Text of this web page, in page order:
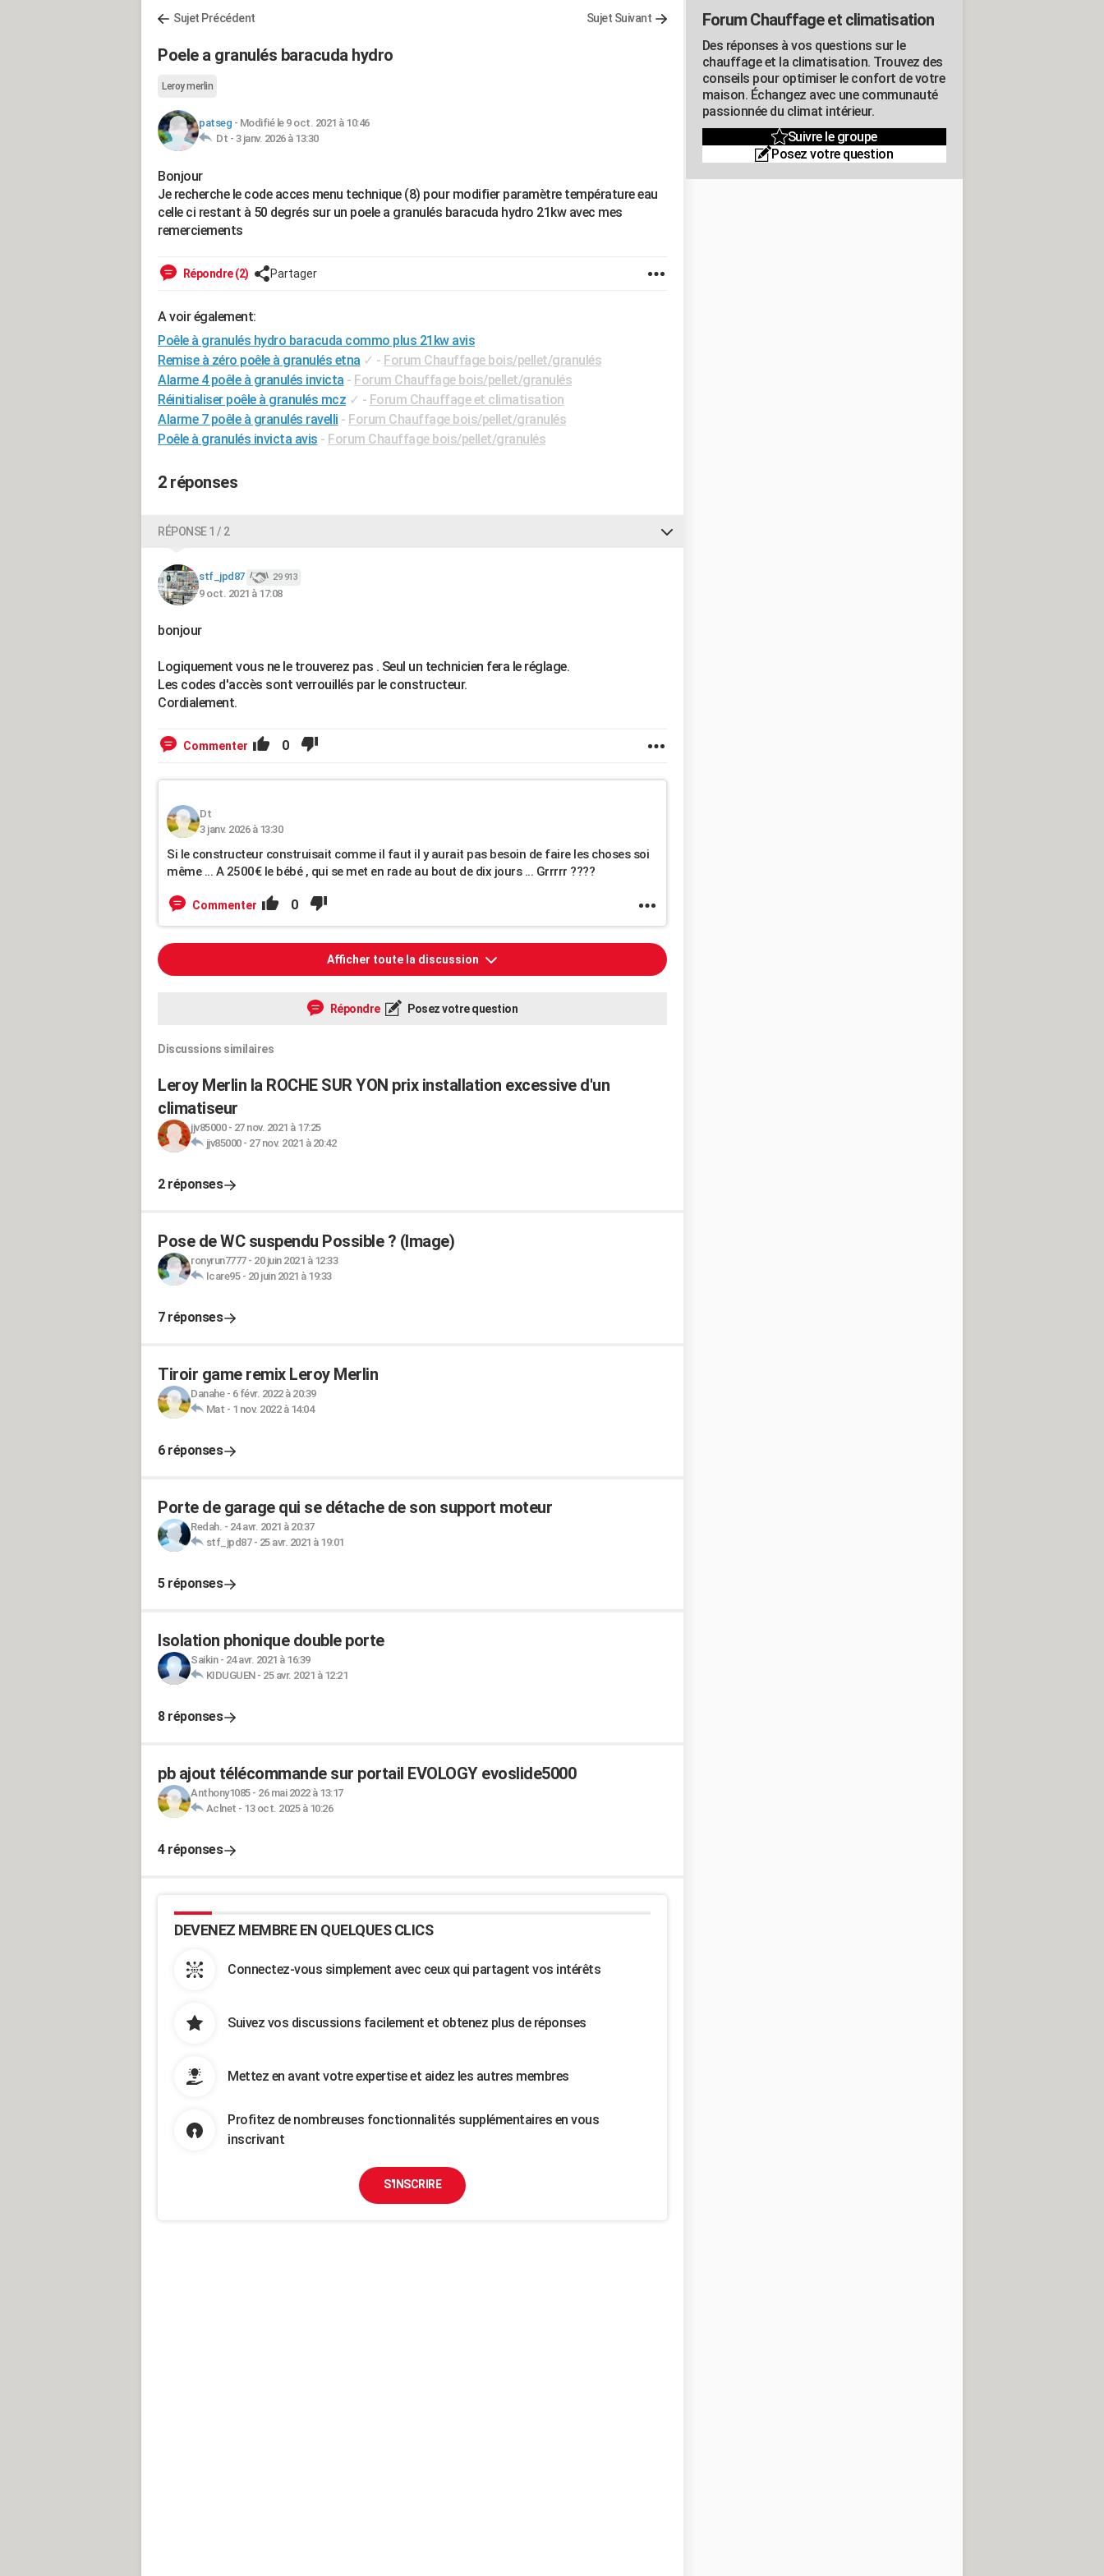
Sujet Précédent Sujet Suivant
Poele a granulés baracuda hydro
Leroy merlin
patseg - Modifié le 9 oct. 2021 à 10:46
Dt - 3 janv. 2026 à 13:30
Bonjour
Je recherche le code acces menu technique (8) pour modifier paramètre température eau
celle ci restant à 50 degrés sur un poele a granulés baracuda hydro 21kw avec mes
remerciements
Répondre (2) Partager
A voir également:
Poêle à granulés hydro baracuda commo plus 21kw avis
Remise à zéro poêle à granulés etna ✓ - Forum Chauffage bois/pellet/granulés
Alarme 4 poêle à granulés invicta - Forum Chauffage bois/pellet/granulés
Réinitialiser poêle à granulés mcz ✓ - Forum Chauffage et climatisation
Alarme 7 poêle à granulés ravelli - Forum Chauffage bois/pellet/granulés
Poêle à granulés invicta avis - Forum Chauffage bois/pellet/granulés
2 réponses
RÉPONSE 1 / 2
stf_jpd87 29 913
9 oct. 2021 à 17:08
bonjour
Logiquement vous ne le trouverez pas . Seul un technicien fera le réglage.
Les codes d'accès sont verrouillés par le constructeur.
Cordialement.
Commenter 0
Dt
3 janv. 2026 à 13:30
Si le constructeur construisait comme il faut il y aurait pas besoin de faire les choses soi
même ... A 2500€ le bébé , qui se met en rade au bout de dix jours ... Grrrrr ????
Commenter 0
Afficher toute la discussion
Répondre Posez votre question
Discussions similaires
Leroy Merlin la ROCHE SUR YON prix installation excessive d'un
climatiseur
jjv85000- 27 nov. 2021 à 17:25
jjv85000- 27 nov. 2021 à 20:42
2 réponses
Pose de WC suspendu Possible ? (Image)
ronyrun7777- 20 juin 2021 à 12:33
Icare95- 20 juin 2021 à 19:33
7 réponses
Tiroir game remix Leroy Merlin
Danahe- 6 févr. 2022 à 20:39
Mat - 1 nov. 2022 à 14:04
6 réponses
Porte de garage qui se détache de son support moteur
Redah. - 24 avr. 2021 à 20:37
stf_jpd87- 25 avr. 2021 à 19:01
5 réponses
Isolation phonique double porte
Saikin- 24 avr. 2021 à 16:39
KIDUGUEN- 25 avr. 2021 à 12:21
8 réponses
pb ajout télécommande sur portail EVOLOGY evoslide5000
Anthony1085- 26 mai 2022 à 13:17
Aclnet - 13 oct. 2025 à 10:26
4 réponses
DEVENEZ MEMBRE EN QUELQUES CLICS
Connectez-vous simplement avec ceux qui partagent vos intérêts
Suivez vos discussions facilement et obtenez plus de réponses
Mettez en avant votre expertise et aidez les autres membres
Profitez de nombreuses fonctionnalités supplémentaires en vous
inscrivant
S'INSCRIRE
Forum Chauffage et climatisation
Des réponses à vos questions sur le
chauffage et la climatisation. Trouvez des
conseils pour optimiser le confort de votre
maison. Échangez avec une communauté
passionnée du climat intérieur.
Suivre le groupe
Posez votre question